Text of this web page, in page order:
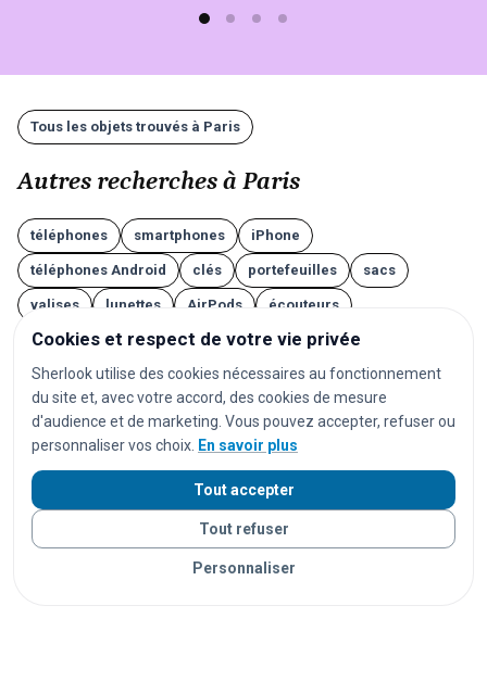
Tous les objets trouvés à Paris
Autres recherches à Paris
téléphones smartphones iPhone
téléphones Android clés portefeuilles sacs
valises lunettes AirPods écouteurs
casques audio ordinateurs portables tablettes
montres montres connectées bijoux documents
cartes d'identité passeports
cartes bancaires cartes de transport
chaussures
appareils photo instruments de musique vélos
trottinettes animaux chats chiens lapins
Cookies et respect de votre vie privée
Sherlook utilise des cookies nécessaires au fonctionnement
du site et, avec votre accord, des cookies de mesure
d'audience et de marketing. Vous pouvez accepter, refuser ou
personnaliser vos choix. En savoir plus
Tout accepter
Tout refuser
Personnaliser